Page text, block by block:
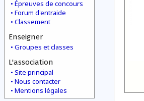
Épreuves de concours
Forum d'entraide
Classement
Enseigner
Groupes et classes
L'association
Site principal
Nous contacter
Mentions légales